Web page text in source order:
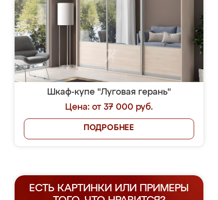
Шкаф-купе "Луговая герань"
Цена: от 37 000 руб.
ПОДРОБНЕЕ
ЕСТЬ КАРТИНКИ ИЛИ ПРИМЕРЫ